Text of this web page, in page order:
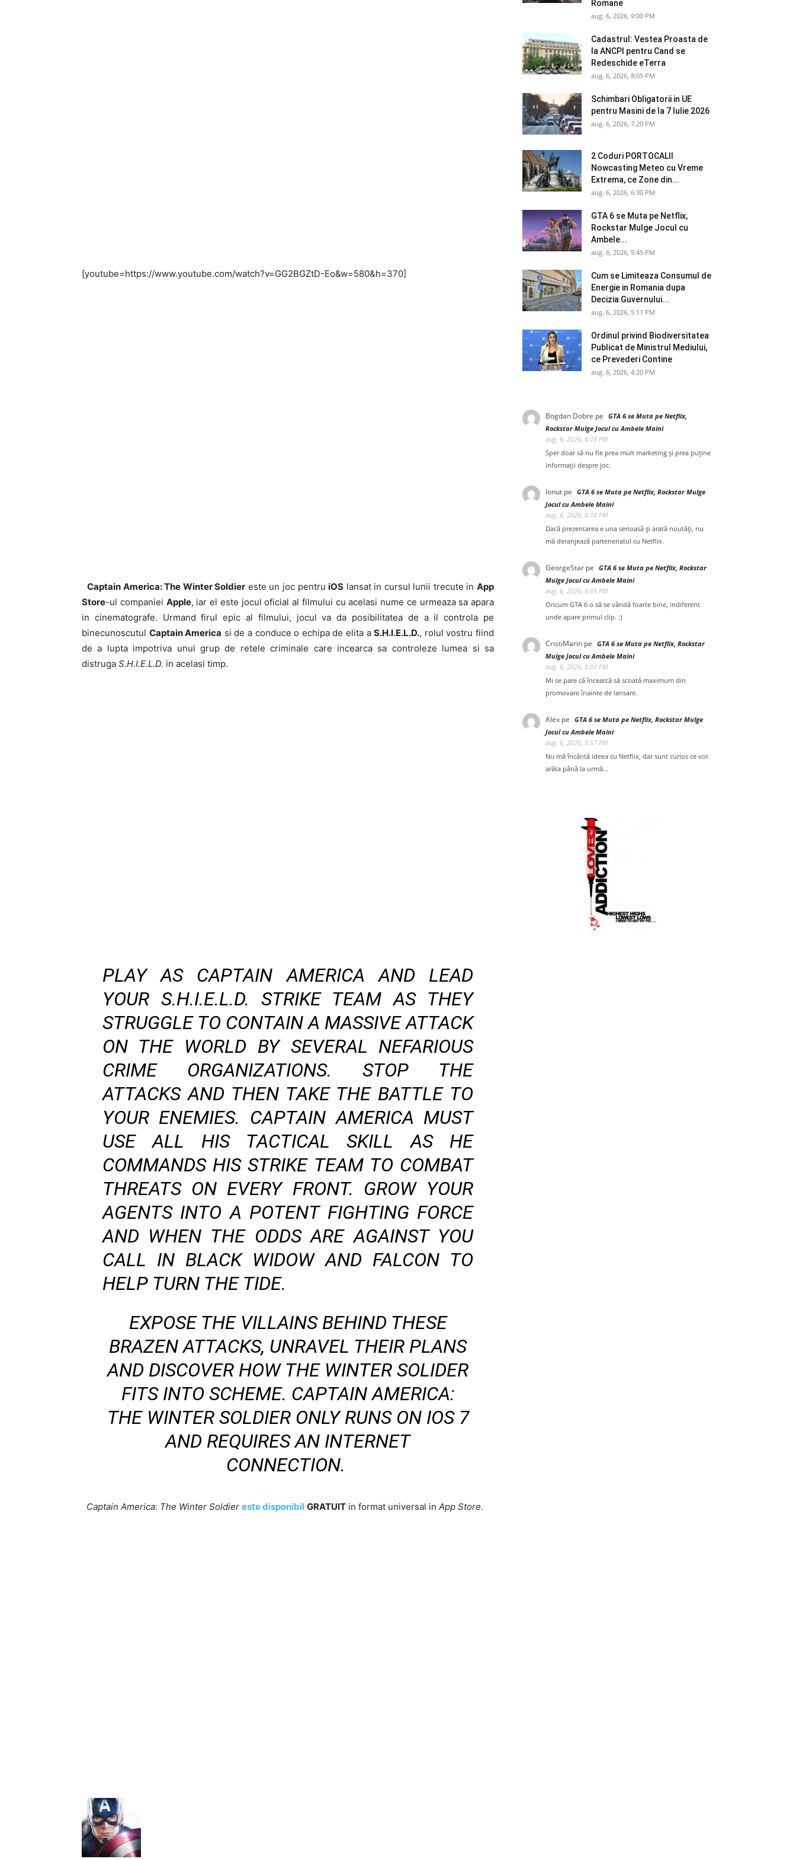
[youtube=https://www.youtube.com/watch?v=GG2BGZtD-Eo&w=580&h=370]
Captain America: The Winter Soldier este un joc pentruiOS lansat in cursul lunii trecute inApp
Store-ul companiei Apple, iar el este jocul oficial al filmului cu acelasi nume ce urmeaza sa apara
in cinematografe. Urmand firul epic al filmului, jocul va da posibilitatea de a il controla pe
binecunoscutul Captain America si de a conduce o echipa de elita aS.H.I.E.L.D., rolul vostru fiind
de a lupta impotriva unui grup de retele criminale care incearca sa controleze lumea si sa
distruga S.H.I.E.L.D. in acelasi timp.
PLAY AS CAPTAIN AMERICA AND LEAD
YOUR S.H.I.E.L.D. STRIKE TEAM AS THEY
STRUGGLE TO CONTAIN A MASSIVE ATTACK
ON THE WORLD BY SEVERAL NEFARIOUS
CRIME ORGANIZATIONS. STOP THE
ATTACKS AND THEN TAKE THE BATTLE TO
YOUR ENEMIES. CAPTAIN AMERICA MUST
USE ALL HIS TACTICAL SKILL AS HE
COMMANDS HIS STRIKE TEAM TO COMBAT
THREATS ON EVERY FRONT. GROW YOUR
AGENTS INTO A POTENT FIGHTING FORCE
AND WHEN THE ODDS ARE AGAINST YOU
CALL IN BLACK WIDOW AND FALCON TO
HELP TURN THE TIDE.
EXPOSE THE VILLAINS BEHIND THESE
BRAZEN ATTACKS, UNRAVEL THEIR PLANS
AND DISCOVER HOW THE WINTER SOLIDER
FITS INTO SCHEME. CAPTAIN AMERICA:
THE WINTER SOLDIER ONLY RUNS ON IOS 7
AND REQUIRES AN INTERNET
CONNECTION.
Captain America: The Winter Soldier este disponibil GRATUIT in format universal in App Store.
Romane
aug. 6, 2026, 9:00 PM
Cadastrul: Vestea Proasta de
la ANCPI pentru Cand se
Redeschide eTerra
aug. 6, 2026, 8:05 PM
Schimbari Obligatorii in UE
pentru Masini de la 7 Iulie 2026
aug. 6, 2026, 7:20 PM
2 Coduri PORTOCALII
Nowcasting Meteo cu Vreme
Extrema, ce Zone din...
aug. 6, 2026, 6:30 PM
GTA 6 se Muta pe Netflix,
Rockstar Mulge Jocul cu
Ambele...
aug. 6, 2026, 5:45 PM
Cum se Limiteaza Consumul de
Energie in Romania dupa
Decizia Guvernului...
aug. 6, 2026, 5:11 PM
Ordinul privind Biodiversitatea
Publicat de Ministrul Mediului,
ce Prevederi Contine
aug. 6, 2026, 4:20 PM
Bogdan Dobre pe GTA 6 se Muta pe Netflix,
Rockstar Mulge Jocul cu Ambele Maini
aug. 6, 2026, 6:15 PM
Sper doar să nu fie prea mult marketing și prea puține
informații despre joc.
Ionut pe GTA 6 se Muta pe Netflix, Rockstar Mulge
Jocul cu Ambele Maini
aug. 6, 2026, 6:10 PM
Dacă prezentarea e una serioasă și arată noutăți, nu
mă deranjează parteneriatul cu Netflix.
GeorgeStar pe GTA 6 se Muta pe Netflix, Rockstar
Mulge Jocul cu Ambele Maini
aug. 6, 2026, 6:05 PM
Oricum GTA 6 o să se vândă foarte bine, indiferent
unde apare primul clip. :)
CristiMarin pe GTA 6 se Muta pe Netflix, Rockstar
Mulge Jocul cu Ambele Maini
aug. 6, 2026, 6:01 PM
Mi se pare că încearcă să scoată maximum din
promovare înainte de lansare.
Alex pe GTA 6 se Muta pe Netflix, Rockstar Mulge
Jocul cu Ambele Maini
aug. 6, 2026, 5:57 PM
Nu mă încântă ideea cu Netflix, dar sunt curios ce vor
arăta până la urmă...